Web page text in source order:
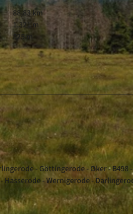
88,83 km
1.321 m
825 m
- Göttingerode - Oker - B498
Hasserode - Wernigerode -